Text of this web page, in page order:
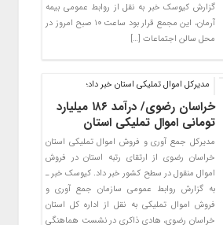
گزارش کیوسک خبر به نقل از روابط عمومی بیمه
آرمان، این مجمع قرار بود ساعت ۱۰ صبح امروز در
محل سالن اجتماعات […]
مدیرکل اموال تملیکی استان خبر داد؛
خراسان رضوی/ درآمد ۱۸۶ میلیارد
تومانی اموال تملیکی استان
مدیرکل جمع آوری و فروش اموال تملیکی استان
خراسان رضوی از ارتقای رتبه استان در فروش
اموال منقول در سطح کشور خبر داد. کیوسک خبر ـ
به گزارش روابط عمومی سازمان جمع آوری و
فروش اموال تملیکی به نقل از اداره کل استان
خراسان رضوی، هادی ذاکری در نشست هماهنگی